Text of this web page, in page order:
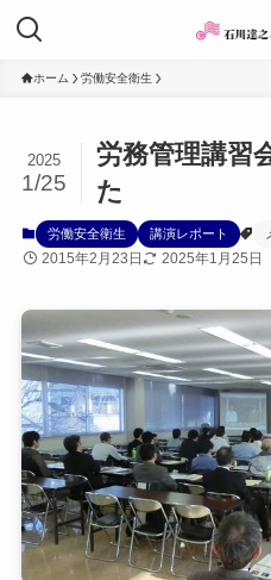
ホーム 労働安全衛生
労務管理講習
た
2025
1/25
労働安全衛生 講演レポート
2015年2月23日 2025年1月25日